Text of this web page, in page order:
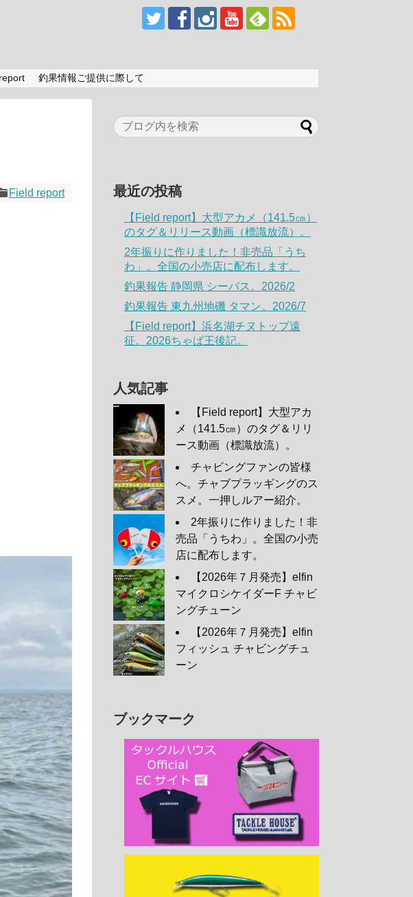
釣果情報ご提供に際して
Field report 最近の投稿
【Field report】大型アカメ（141.5㎝）
のタグ＆リリース動画（標識放流）。
2年振りに作りました！非売品「うち
わ」。全国の小売店に配布します。
釣果報告 静岡県 シーバス。2026/2
釣果報告 東九州地磯 タマン。2026/7
【Field report】浜名湖チヌトップ遠
征。2026ちゃぱ王後記。
人気記事
【Field report】大型アカ
メ（141.5㎝）のタグ＆リリ
ース動画（標識放流）。
チャビングファンの皆様
へ。チャブプラッギングのス
スメ。一押しルアー紹介。
2年振りに作りました！非
売品「うちわ」。全国の小売
店に配布します。
【2026年７月発売】elfin
マイクロシケイダーF チャビ
ングチューン
【2026年７月発売】elfin
フィッシュ チャビングチュ
ーン
ブックマーク